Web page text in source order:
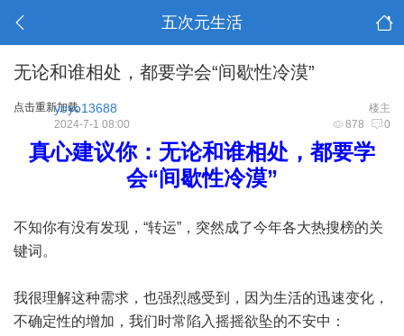
五次元生活
无论和谁相处，都要学会“间歇性冷漠”
点击重新加载 楼主
yoyo13688
878 0
2024-7-1 08:00
真心建议你：无论和谁相处，都要学
会“间歇性冷漠”
不知你有没有发现，“转运”，突然成了今年各大热搜榜的关
键词。
我很理解这种需求，也强烈感受到，因为生活的迅速变化，
不确定性的增加，我们时常陷入摇摇欲坠的不安中：